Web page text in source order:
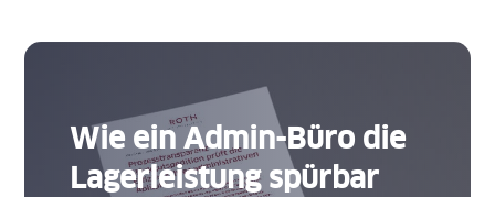
Wie ein Admin-Büro die
Lager­leistung spür­bar